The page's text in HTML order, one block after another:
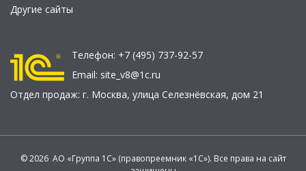
Другие сайты
Телефон: +7 (495) 737-92-57
Email: site_v8@1c.ru
Отдел продаж: г. Москва, улица Селезнёвская, дом 21
© 2026 АО «Группа 1С» (правопреемник «1С»). Все права на сайт